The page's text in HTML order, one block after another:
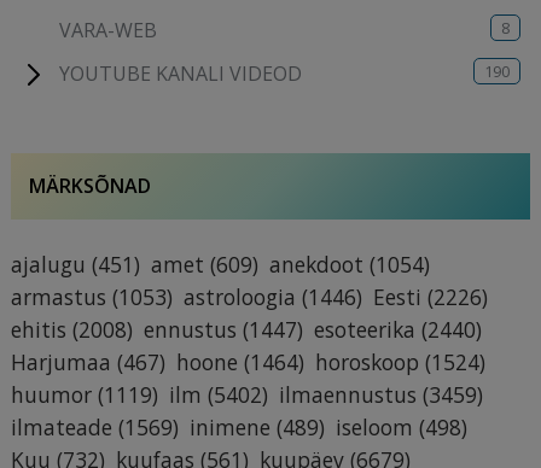
VARA-WEB 8
YOUTUBE KANALI VIDEOD 190
MÄRKSÕNAD
ajalugu (451) amet (609) anekdoot (1054)
armastus (1053) astroloogia (1446) Eesti (2226)
ehitis (2008) ennustus (1447) esoteerika (2440)
Harjumaa (467) hoone (1464) horoskoop (1524)
huumor (1119) ilm (5402) ilmaennustus (3459)
ilmateade (1569) inimene (489) iseloom (498)
Kuu (732) kuufaas (561) kuupäev (6679)